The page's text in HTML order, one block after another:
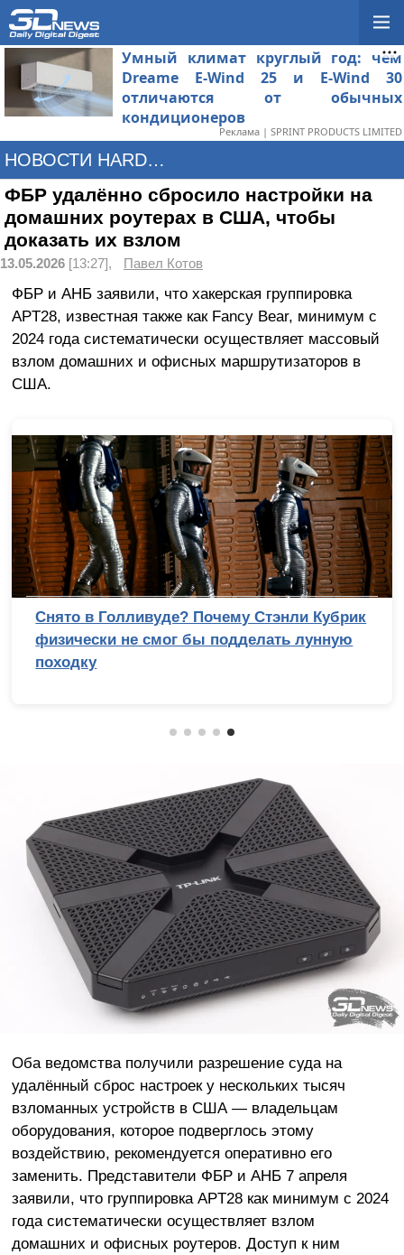
Умный климат круглый год: чем
Dreame E-Wind 25 и E-Wind 30
отличаются от обычных
кондиционеров
Реклама | SPRINT PRODUCTS LIMITED
НОВОСТИ HARDWARE
ФБР удалённо сбросило настройки на
домашних роутерах в США, чтобы
доказать их взлом
13.05.2026 [13:27], Павел Котов
ФБР и АНБ заявили, что хакерская группировка
APT28, известная также как Fancy Bear, минимум с
2024 года систематически осуществляет массовый
взлом домашних и офисных маршрутизаторов в
США.
Снято в Голливуде? Почему Стэнли Кубрик
физически не смог бы подделать лунную
походку
Оба ведомства получили разрешение суда на
удалённый сброс настроек у нескольких тысяч
взломанных устройств в США — владельцам
оборудования, которое подверглось этому
воздействию, рекомендуется оперативно его
заменить. Представители ФБР и АНБ 7 апреля
заявили, что группировка APT28 как минимум с 2024
года систематически осуществляет взлом
домашних и офисных роутеров. Доступ к ним